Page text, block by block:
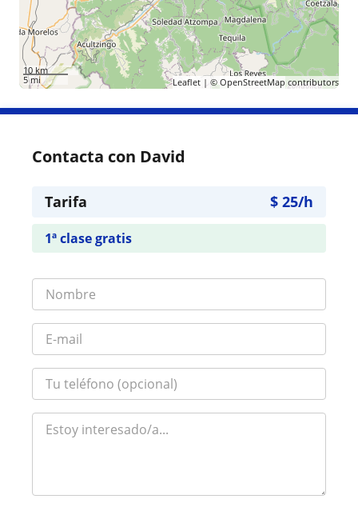
10 km
5 mi
Leaflet| © OpenStreetMap contributors
Contacta con David
Tarifa $ 25/h
1ª clase gratis